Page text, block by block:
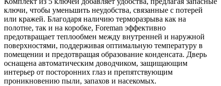
ключи, чтобы уменьшить неудобства, связанные с потерей
или кражей. Благодаря наличию терморазрыва как на
полотне, так и на коробке, Foreman эффективно
предотвращает теплообмен между внутренней и наружной
поверхностями, поддерживая оптимальную температуру в
помещении и предотвращая образование конденсата. Дверь
оснащена автоматическим доводчиком, защищающим
интерьер от посторонних глаз и препятствующим
проникновению пыли, запахов и насекомых.